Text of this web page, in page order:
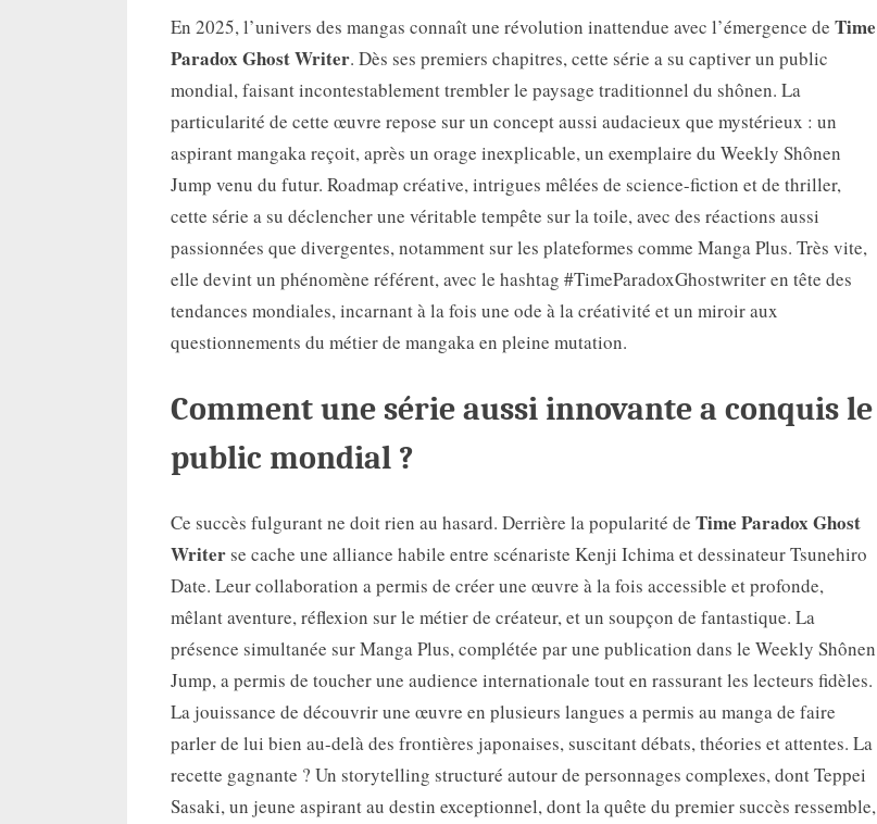
En 2025, l’univers des mangas connaît une révolution inattendue avec l’émergence de Time
Paradox Ghost Writer. Dès ses premiers chapitres, cette série a su captiver un public
mondial, faisant incontestablement trembler le paysage traditionnel du shônen. La
particularité de cette œuvre repose sur un concept aussi audacieux que mystérieux : un
aspirant mangaka reçoit, après un orage inexplicable, un exemplaire du Weekly Shônen
Jump venu du futur. Roadmap créative, intrigues mêlées de science-fiction et de thriller,
cette série a su déclencher une véritable tempête sur la toile, avec des réactions aussi
passionnées que divergentes, notamment sur les plateformes comme Manga Plus. Très vite,
elle devint un phénomène référent, avec le hashtag #TimeParadoxGhostwriter en tête des
tendances mondiales, incarnant à la fois une ode à la créativité et un miroir aux
questionnements du métier de mangaka en pleine mutation.
Comment une série aussi innovante a conquis le
public mondial ?
Ce succès fulgurant ne doit rien au hasard. Derrière la popularité de Time Paradox Ghost
Writer se cache une alliance habile entre scénariste Kenji Ichima et dessinateur Tsunehiro
Date. Leur collaboration a permis de créer une œuvre à la fois accessible et profonde,
mêlant aventure, réflexion sur le métier de créateur, et un soupçon de fantastique. La
présence simultanée sur Manga Plus, complétée par une publication dans le Weekly Shônen
Jump, a permis de toucher une audience internationale tout en rassurant les lecteurs fidèles.
La jouissance de découvrir une œuvre en plusieurs langues a permis au manga de faire
parler de lui bien au-delà des frontières japonaises, suscitant débats, théories et attentes. La
recette gagnante ? Un storytelling structuré autour de personnages complexes, dont Teppei
Sasaki, un jeune aspirant au destin exceptionnel, dont la quête du premier succès ressemble,